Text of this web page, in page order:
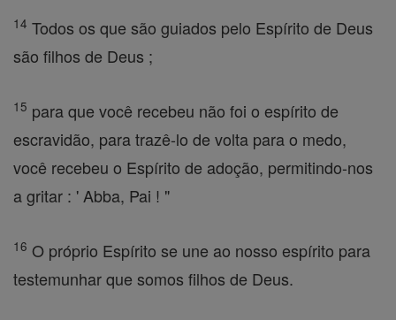
14 Todos os que são guiados pelo Espírito de Deus
são filhos de Deus ;
15 para que você recebeu não foi o espírito de
escravidão, para trazê-lo de volta para o medo,
você recebeu o Espírito de adoção, permitindo-nos
a gritar : ' Abba, Pai ! "
16 O próprio Espírito se une ao nosso espírito para
testemunhar que somos filhos de Deus.